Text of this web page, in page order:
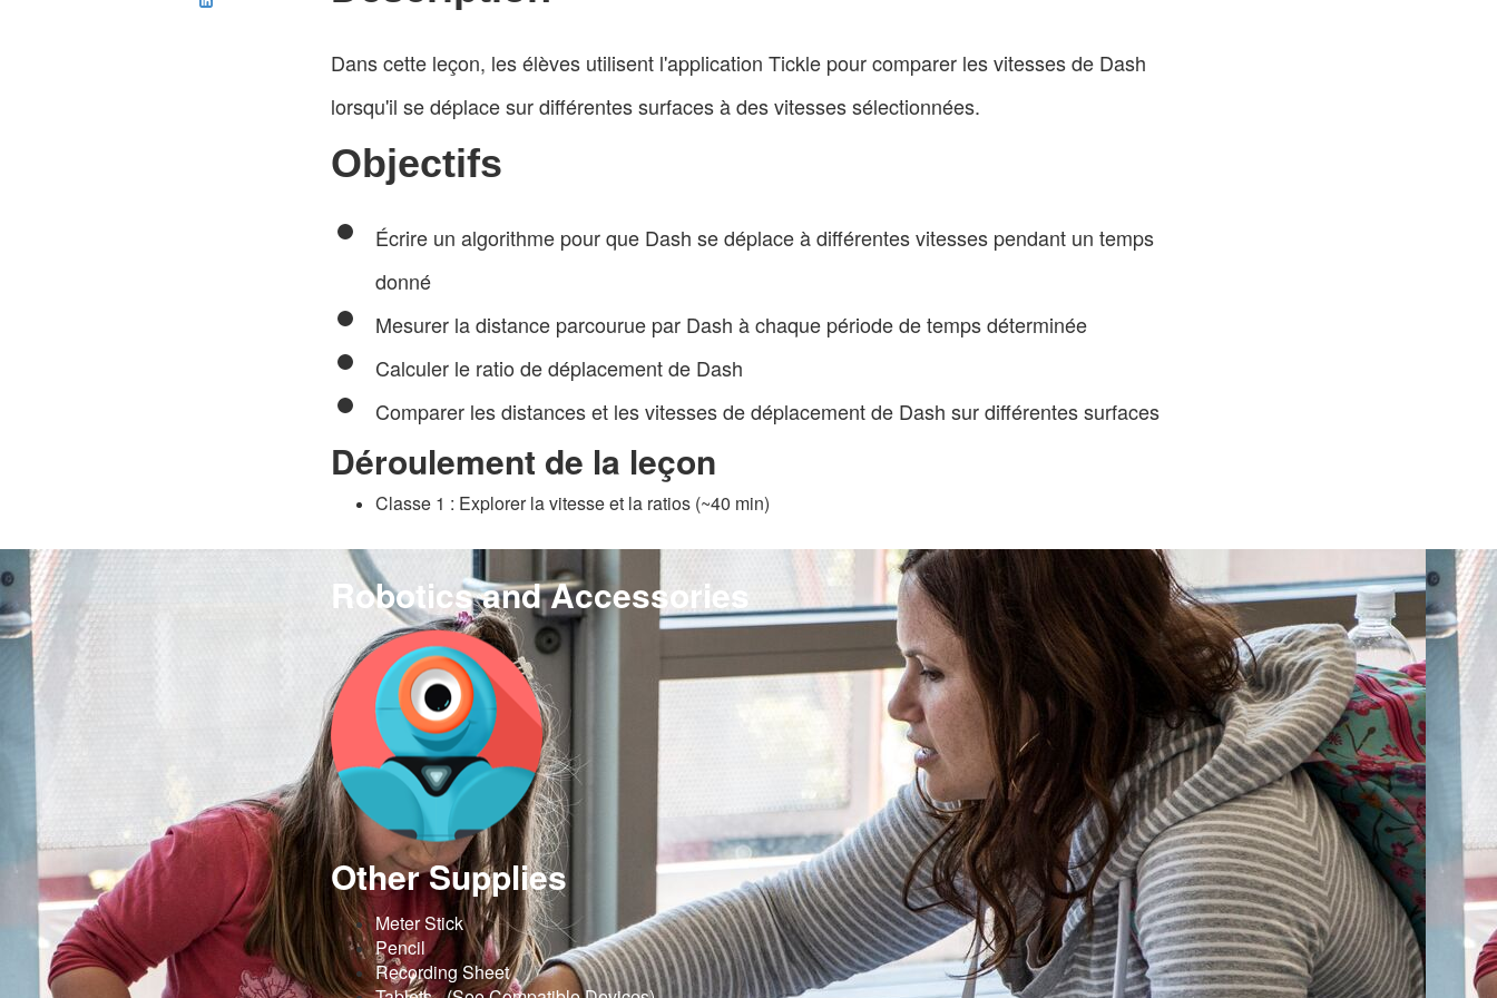
Dans cette leçon, les élèves utilisent l'application Tickle pour comparer les vitesses de Dash
lorsqu'il se déplace sur différentes surfaces à des vitesses sélectionnées.
Objectifs
Écrire un algorithme pour que Dash se déplace à différentes vitesses pendant un temps
donné
Mesurer la distance parcourue par Dash à chaque période de temps déterminée
Calculer le ratio de déplacement de Dash
Comparer les distances et les vitesses de déplacement de Dash sur différentes surfaces
Déroulement de la leçon
Classe 1 : Explorer la vitesse et la ratios (~40 min)
Robotics and Accessories
Other Supplies
Meter Stick
Pencil
Recording Sheet